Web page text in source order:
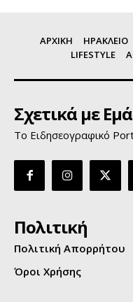
ΑΡΧΙΚΗ ΗΡΑΚΛΕΙΟ
LIFESTYLE
Σχετικά με
Το Ειδησεογραφικό
Πολιτική
Πολιτική Απορρήτου
Όροι Χρήσης